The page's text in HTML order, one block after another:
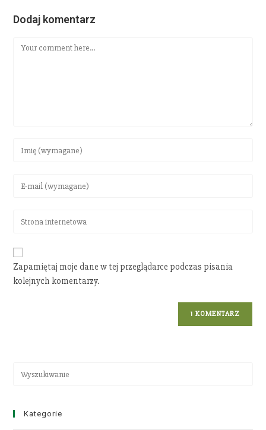
Dodaj komentarz
Zapamiętaj moje dane w tej przeglądarce podczas pisania
kolejnych komentarzy.
Kategorie